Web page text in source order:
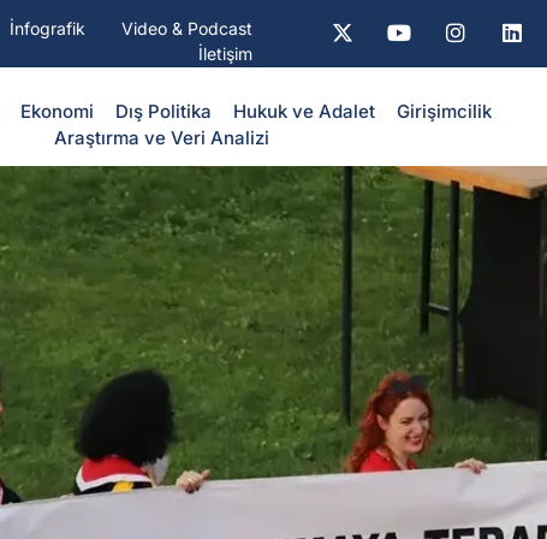
İnfografik
Video & Podcast
İletişim
Ekonomi Dış Politika ⁠Hukuk ve Adalet
Girişimcilik
Araştırma ve Veri Analizi